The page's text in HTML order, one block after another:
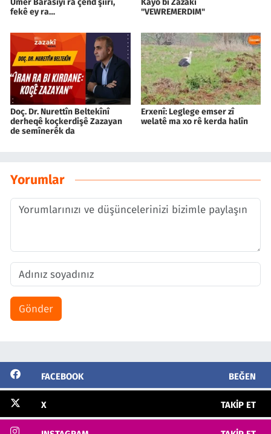
Umer Barasiyî ra çend şîîrî,
fekê ey ra…
Kayo bi Zazakî
"VEWREMERDIM"
Doç. Dr. Nurettîn Beltekînî
derheqê koçkerdişê Zazayan
de semînerêk da
Erxenî: Leglege emser zî
welatê ma xo rê kerda halîn
Yorumlar
Gönder
FACEBOOK BEĞEN
X TAKIP ET